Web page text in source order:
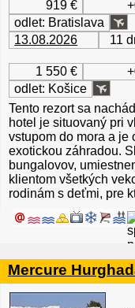
919 €
odlet: Bratislava
13.08.2026
11
1 550 €
odlet: Košice
Tento rezort sa
hotel je situovaný pri
vstupom do mora a je
exotickou záhradou.
bungalovov,
klientom všetkých
rodinám s deťmi, pre
Mercure